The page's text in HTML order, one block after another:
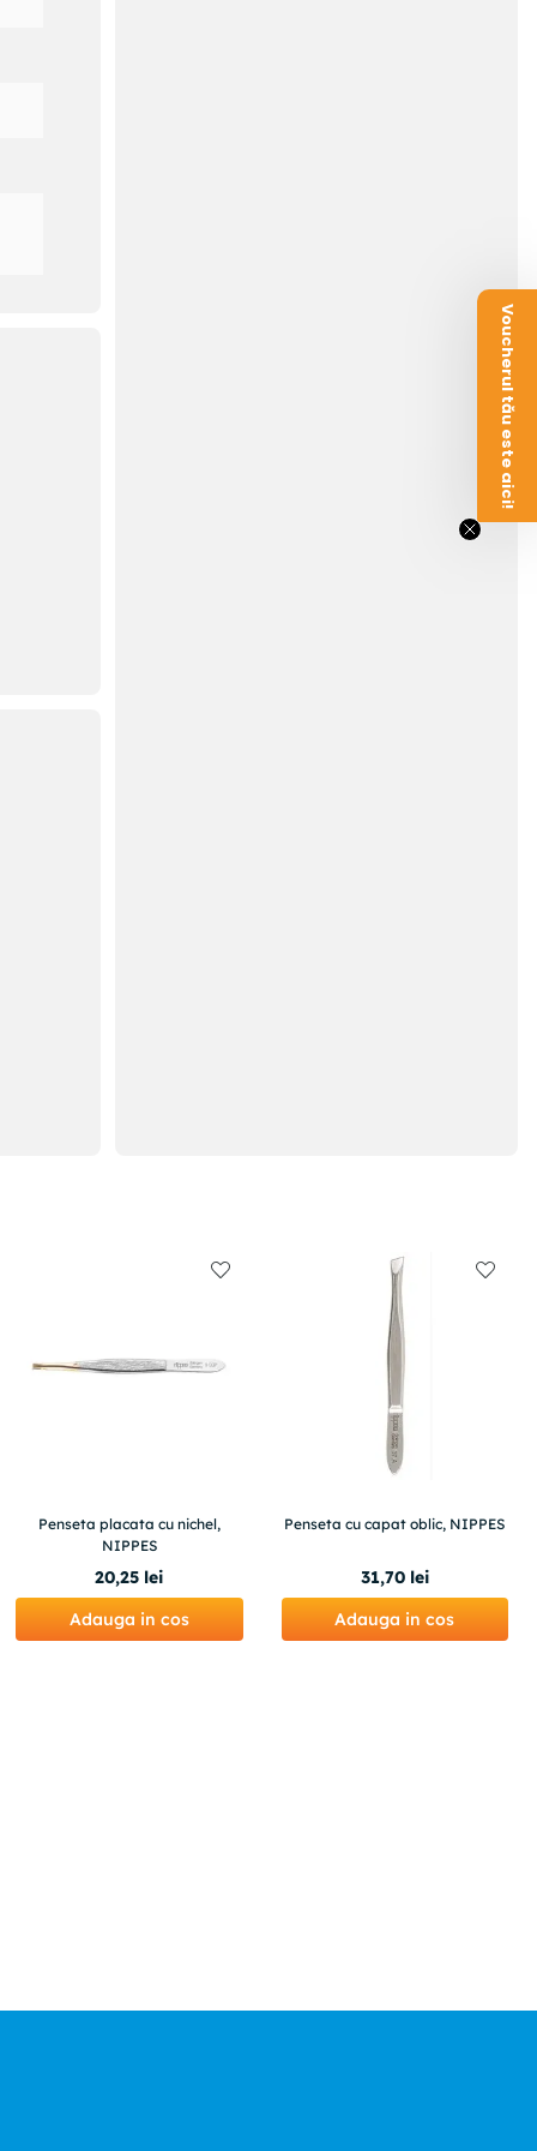
Penseta placata cu nichel,
NIPPES
20,25 lei
Adauga in cos
Penseta cu capat oblic, NIPPES
31,70 lei
Adauga in cos
Voucherul tău este aici!